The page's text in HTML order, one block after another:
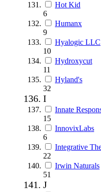
Hot Kid
6
Humanx
9
Hyalogic LLC
10
Hydroxycut
11
Hyland's
32
I
Innate
15
InnovixLabs
6
Integrative
22
Irwin Naturals
51
J